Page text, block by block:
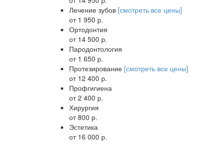
Лечение зубов [смотреть все цены]
от 1 950 р.
Ортодонтия
от 14 500 р.
Пародонтология
от 1 650 р.
Протезирование [смотреть все цены]
от 12 400 р.
Профгигиена
от 2 400 р.
Хирургия
от 800 р.
Эстетика
от 16 000 р.